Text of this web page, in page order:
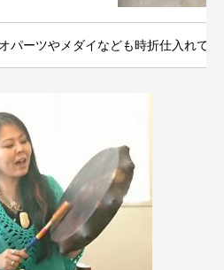
パーツやメダイなども時折仕入れて